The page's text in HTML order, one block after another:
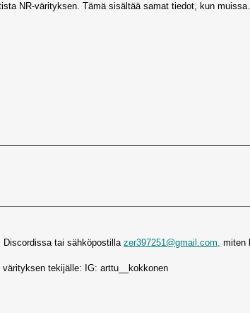
NR-värityksen. Tämä sisältää samat tiedot, kun muissa.
tai sähköpostillazer397251@gmail.com,
tekijälle: IG: arttu__kokkonen